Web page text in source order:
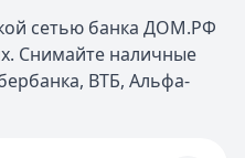
сетью банка ДОМ.РФ
Снимайте наличные
ВТБ, Альфа-